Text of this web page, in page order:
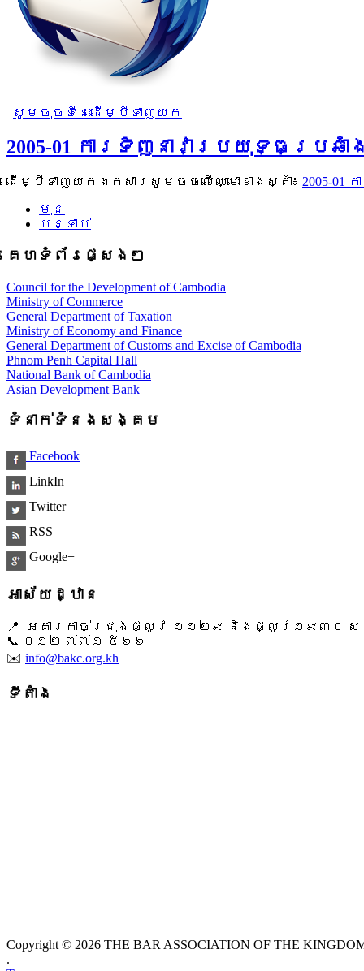
សូមចុចទីនេះដើម្បីទាញយក
2005-01 ការទិញនាវាប្រយុទ្ធប្
ដើម្បីទាញយកឯកសារសូមចុចលើឈ្មោះខាងស្តាំ៖ 2005-
មុន
បន្ទាប់
គេហទំព័រផ្សេងៗ
Council for the Development of Cambodia
Ministry of Commerce
General Department of Taxation
Ministry of Economy and Finance
General Department of Customs and Excise of Cambodia
Phnom Penh Capital Hall
National Bank of Cambodia
Asian Development Bank
ទំនាក់ទំនងសង្គម
Facebook
LinkIn
Twitter
RSS
Google+
អាស័យដ្ឋាន
📍 អគារកាច់ជ្រុងផ្លូវ ១១២៩ និងផ្លូវ១៩៣០ ស
📞 ​០១២ ៧៧១ ៥៦៦
✉️ info@bakc.org.kh
ទីតាំង
Copyright © 2026 THE BAR ASSOCIATION OF THE
.